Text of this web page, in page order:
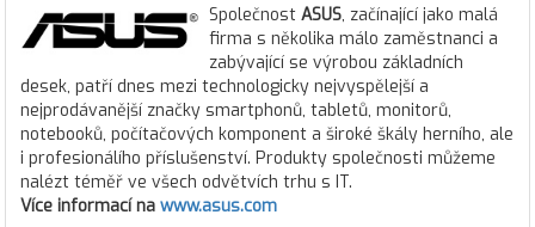
Společnost ASUS, začínající jako malá
firma s několika málo zaměstnanci a
zabývající se výrobou základních
desek, patří dnes mezi technologicky nejvyspělejší a
nejprodávanější značky smartphonů, tabletů, monitorů,
notebooků, počítačových komponent a široké škály herního, ale
i profesionálího příslušenství. Produkty společnosti můžeme
nalézt téměř ve všech odvětvích trhu s IT.
Více informací na www.asus.com